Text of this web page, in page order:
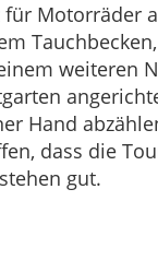
Motorräder
weiteren
Hand
dass die
gut.